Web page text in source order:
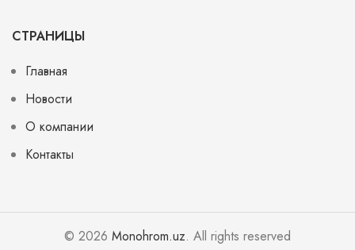
СТРАНИЦЫ
Главная
Новости
О компании
Контакты
© 2026 Monohrom.uz. All rights reserved